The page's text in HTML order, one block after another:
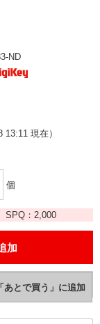
ND
13:11 現在）
個
SPQ：2,000